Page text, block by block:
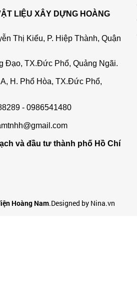
LIỆU XÂY DỰNG HOÀNG
Thị Kiểu, P. Hiệp Thành, Quận
Đạo, TX.Đức Phổ, Quảng Ngãi.
H. Phổ Hòa, TX.Đức Phổ,
- 0986541480
và đầu tư thành phố Hồ Chí
Hoàng Nam.Designed by Nina.vn